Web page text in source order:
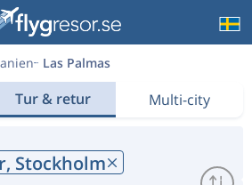
Las Palmas
Tur & retur Multi-city
Stockholm